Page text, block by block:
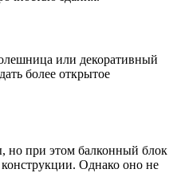
или декоративный
более открытое
но при этом балконный блок
конструкции. Однако оно не